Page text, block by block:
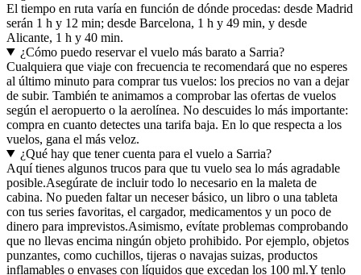
El tiempo en ruta varía en función de dónde procedas: desde Madrid
serán 1 h y 12 min; desde Barcelona, 1 h y 49 min, y desde
Alicante, 1 h y 40 min.
¿Cómo puedo reservar el vuelo más barato a Sarria?
Cualquiera que viaje con frecuencia te recomendará que no esperes
al último minuto para comprar tus vuelos: los precios no van a dejar
de subir. También te animamos a comprobar las ofertas de vuelos
según el aeropuerto o la aerolínea. No descuides lo más importante:
compra en cuanto detectes una tarifa baja. En lo que respecta a los
vuelos, gana el más veloz.
¿Qué hay que tener cuenta para el vuelo a Sarria?
Aquí tienes algunos trucos para que tu vuelo sea lo más agradable
posible.Asegúrate de incluir todo lo necesario en la maleta de
cabina. No pueden faltar un neceser básico, un libro o una tableta
con tus series favoritas, el cargador, medicamentos y un poco de
dinero para imprevistos.Asimismo, evítate problemas comprobando
que no llevas encima ningún objeto prohibido. Por ejemplo, objetos
punzantes, como cuchillos, tijeras o navajas suizas, productos
inflamables o envases con líquidos que excedan los 100 ml.Y tenlo